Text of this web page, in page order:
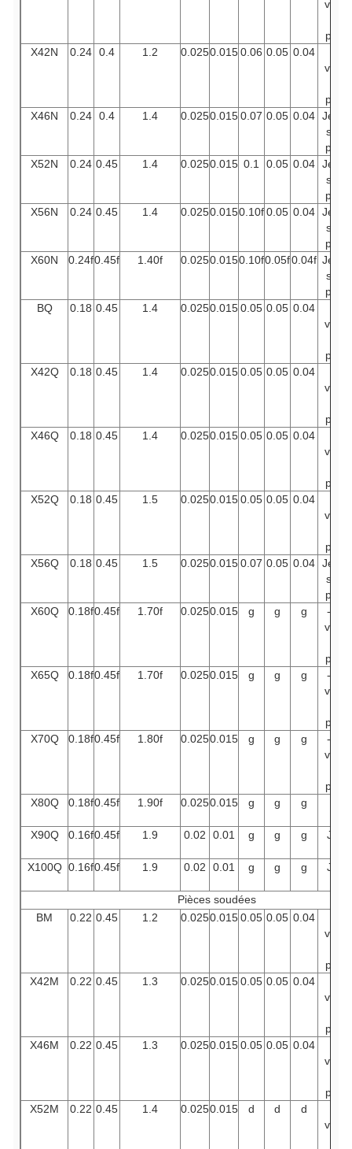
vous
prie.
X42N
0.24 0.4 1.2 0.0250.0150.06 0.05 0.04
vous
prie.
X46N
0.24 0.4 1.4 0.0250.0150.07 0.05 0.04 Je ne
sais
pas.
X52N
0.24 0.45 1.4 0.0250.015 0.1 0.05 0.04 Je ne
sais
pas.
X56N
0.24 0.45 1.4 0.0250.0150.10f0.05 0.04 Je ne
sais
pas.
X60N
0.24f0.45f 1.40f 0.0250.0150.10f0.05f0.04f Je ne
sais
pas.
BQ
0.18 0.45 1.4 0.0250.0150.05 0.05 0.04
vous
prie.
X42Q
0.18 0.45 1.4 0.0250.0150.05 0.05 0.04
vous
prie.
X46Q
0.18 0.45 1.4 0.0250.0150.05 0.05 0.04
vous
prie.
X52Q
0.18 0.45 1.5 0.0250.0150.05 0.05 0.04
vous
prie.
X56Q
0.18 0.45 1.5 0.0250.0150.07 0.05 0.04 Je ne
sais
pas.
X60Q
0.18f0.45f 1.70f 0.0250.015 g g g
- Je
vous
prie.
X65Q
0.18f0.45f 1.70f 0.0250.015 g g g
- Je
vous
prie.
X70Q
0.18f0.45f 1.80f 0.0250.015 g g g
- Je
vous
prie.
X80Q
0.18f0.45f 1.90f 0.0250.015 g g g
X90Q 0.16f0.45f 1.9 0.02 0.01 g g g J, K
X100Q 0.16f0.45f 1.9 0.02 0.01 g g g J, K
Pièces soudées
BM
0.22 0.45 1.2 0.0250.0150.05 0.05 0.04
vous
prie.
X42M
0.22 0.45 1.3 0.0250.0150.05 0.05 0.04
vous
prie.
X46M
0.22 0.45 1.3 0.0250.0150.05 0.05 0.04
vous
prie.
X52M
0.22 0.45 1.4 0.0250.015 d d d
vous